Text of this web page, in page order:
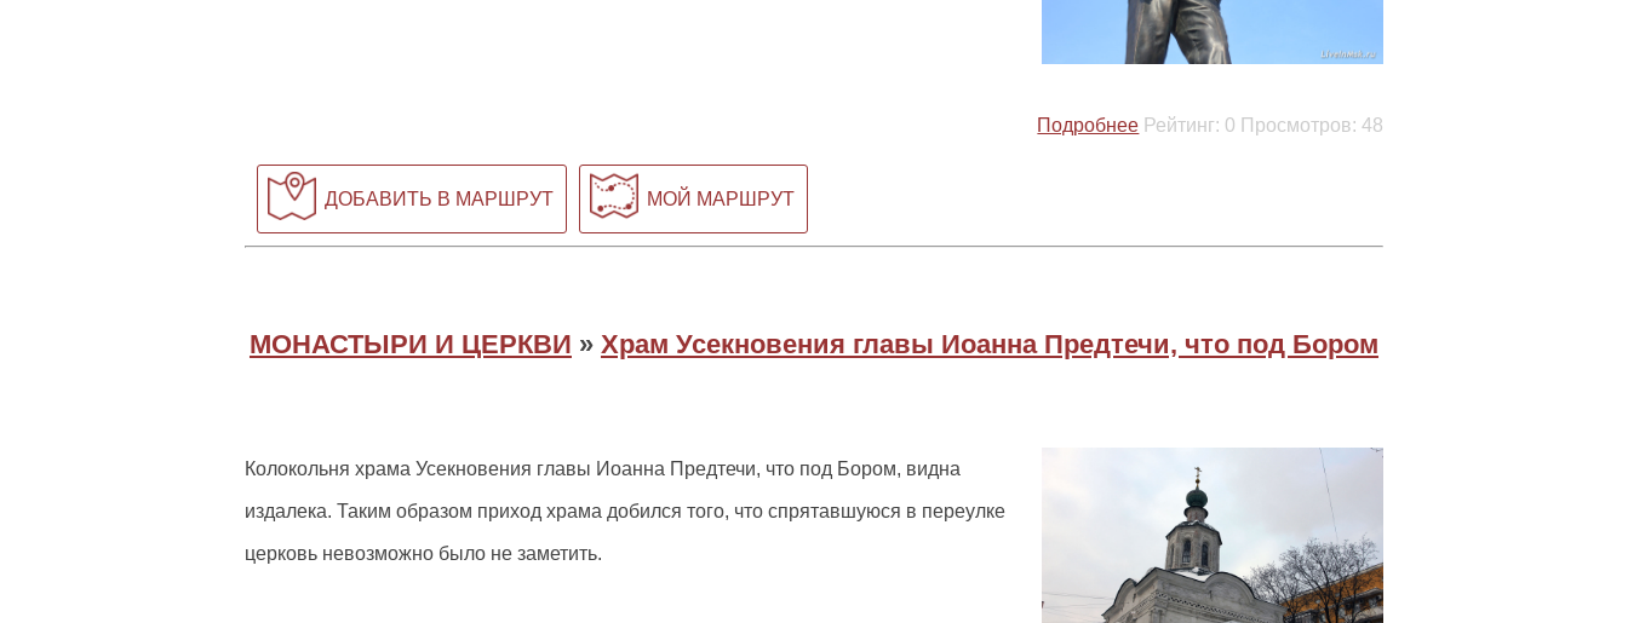
Подробнее Рейтинг: 0 Просмотров: 48
ДОБАВИТЬ В МАРШРУТ МОЙ МАРШРУТ
МОНАСТЫРИ И ЦЕРКВИ » Храм Усекновения главы Иоанна Предтечи, что под Бором
Колокольня храма Усекновения главы Иоанна Предтечи, что под Бором, видна
издалека. Таким образом приход храма добился того, что спрятавшуюся в переулке
церковь невозможно было не заметить.